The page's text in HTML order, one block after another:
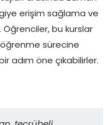
erişim sağlama ve
Öğrenciler, bu kurslar
sürecine
adım öne çıkabilirler.